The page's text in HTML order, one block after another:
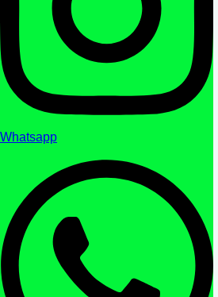
Whatsapp